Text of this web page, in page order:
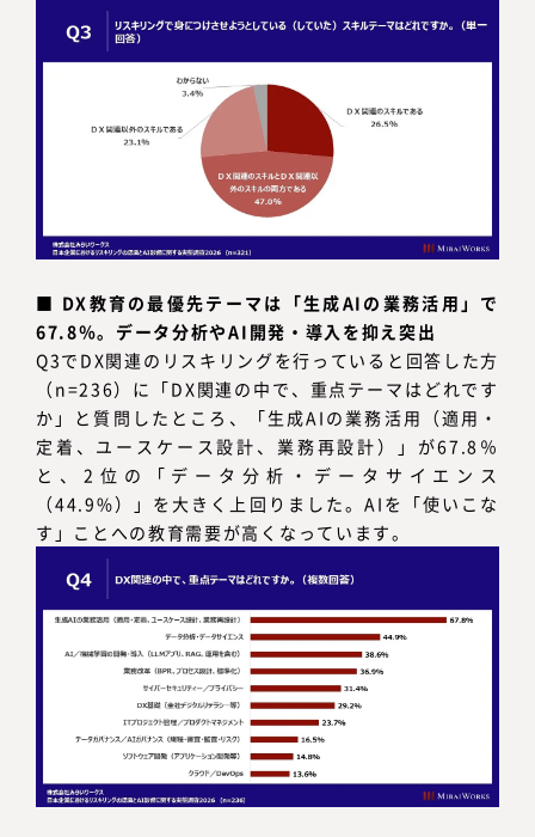
■ DX教育の最優先テーマは「生成AIの業務活用」で
67.8％。データ分析やAI開発・導入を抑え突出
Q3でDX関連のリスキリングを行っていると回答した方
（n=236）に「DX関連の中で、重点テーマはどれです
か」と質問したところ、「生成AIの業務活用（適用・
定着、ユースケース設計、業務再設計）」が67.8％
と、2位の「データ分析・データサイエンス
（44.9%）」を大きく上回りました。AIを「使いこな
す」ことへの教育需要が高くなっています。